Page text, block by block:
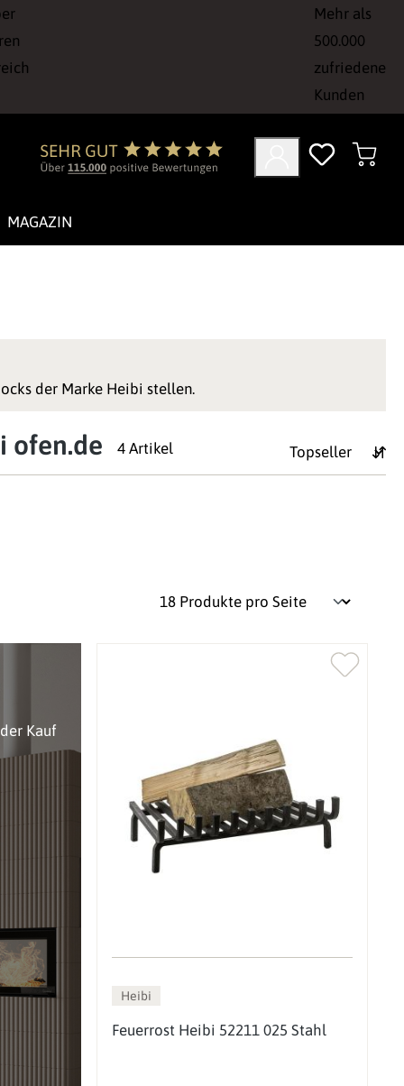
Mehr als
500.000
zufriedene
Kunden
MAGAZIN
der Marke Heibi stellen.
ofen.de 4 Artikel
Kauf
Heibi
Feuerrost Heibi 52211 025 Stahl